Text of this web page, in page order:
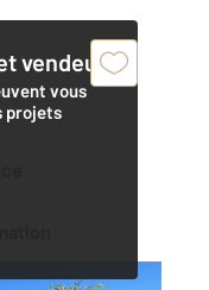
vendeur,
vous
projets